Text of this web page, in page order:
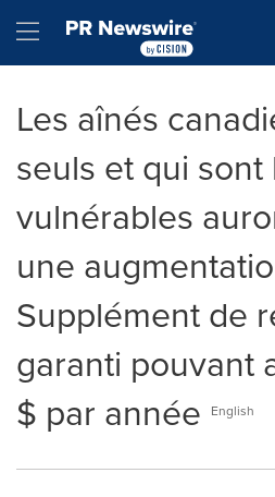
Hamburger menu
Les aînés
seuls et qui sont
vulnérables
une
Supplément de
garanti pouvant
$ par année
English